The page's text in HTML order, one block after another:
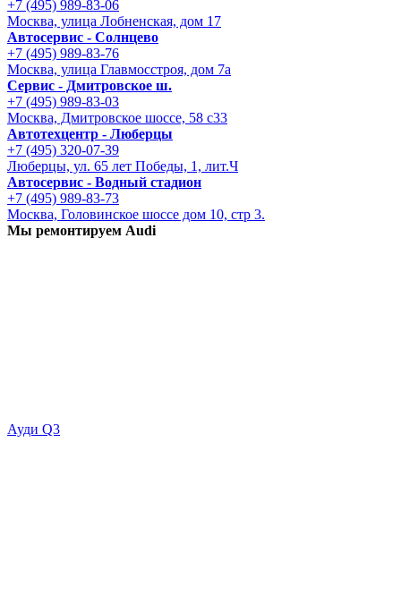
+7 (495) 989-83-06
Москва, улица Лобненская, дом 17
Автосервис - Солнцево
+7 (495) 989-83-76
Москва, улица Главмосстроя, дом 7а
Сервис - Дмитровское ш.
+7 (495) 989-83-03
Москва, Дмитровское шоссе, 58 с33
Автотехцентр - Люберцы
+7 (495) 320-07-39
Люберцы, ул. 65 лет Победы, 1, лит.Ч
Автосервис - Водный стадион
+7 (495) 989-83-73
Москва, Головинское шоссе дом 10, стр 3.
Мы ремонтируем Audi
Ауди Q3